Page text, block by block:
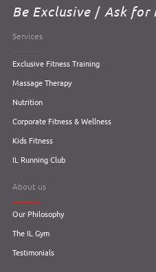
Be Exclusive / Ask for
Services
Exclusive Fitness Training
Massage Therapy
Nutrition
Corporate Fitness & Wellness
Kids Fitness
IL Running Club
About us
Our Philosophy
The IL Gym
Testimonials